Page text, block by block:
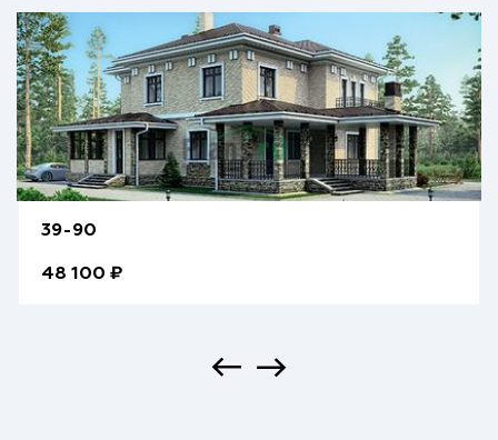
39-90
48 100 ₽